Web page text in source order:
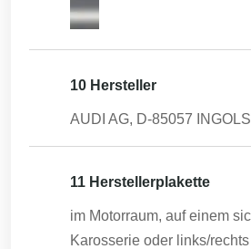
10 Hersteller
AUDI AG, D-85057
11 Herstellerplakette
im Motorraum, auf einem
Karosserie oder links/